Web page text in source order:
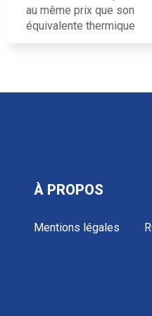
au même prix que son
équivalente thermique
À PROPOS
Mentions légales